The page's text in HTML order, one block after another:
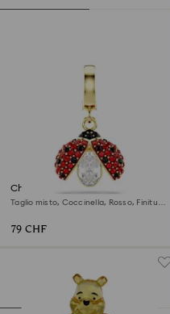
Charm Idyllia
Taglio misto, Coccinella, Rosso, Finitura
79 CHF